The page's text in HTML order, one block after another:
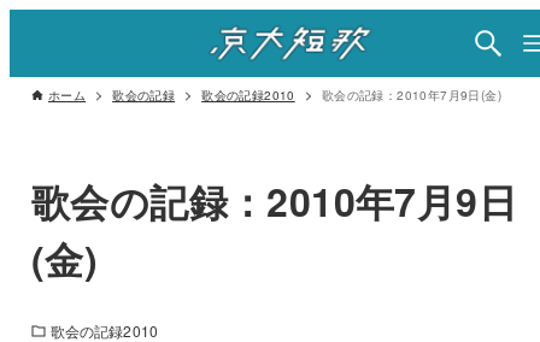
ホーム 歌会の記録 歌会の記録2010 歌会の記録：2010年7月9日(金)
歌会の記録：2010年7月9日
(金)
歌会の記録2010